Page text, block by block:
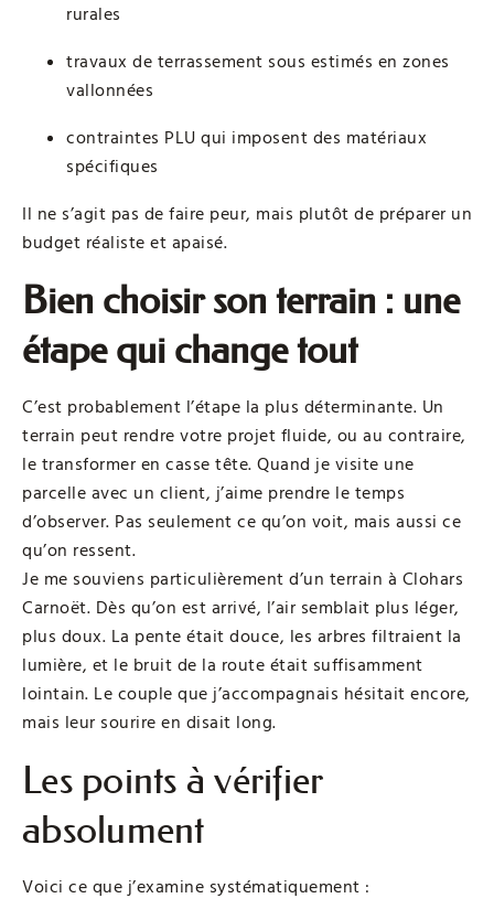
rurales
travaux de terrassement sous estimés en zones
vallonnées
contraintes PLU qui imposent des matériaux
spécifiques
Il ne s’agit pas de faire peur, mais plutôt de préparer un
budget réaliste et apaisé.
Bien choisir son terrain : une
étape qui change tout
C’est probablement l’étape la plus déterminante. Un
terrain peut rendre votre projet fluide, ou au contraire,
le transformer en casse tête. Quand je visite une
parcelle avec un client, j’aime prendre le temps
d’observer. Pas seulement ce qu’on voit, mais aussi ce
qu’on ressent.
Je me souviens particulièrement d’un terrain à Clohars
Carnoët. Dès qu’on est arrivé, l’air semblait plus léger,
plus doux. La pente était douce, les arbres filtraient la
lumière, et le bruit de la route était suffisamment
lointain. Le couple que j’accompagnais hésitait encore,
mais leur sourire en disait long.
Les points à vérifier
absolument
Voici ce que j’examine systématiquement :